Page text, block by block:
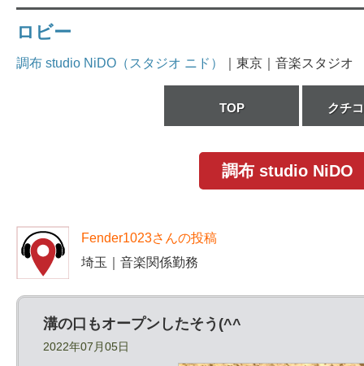
ロビー
調布 studio NiDO（スタジオ ニド） ｜東京｜音楽スタジオ
TOP クチ
調布 studio NiDO
Fender1023さんの投稿
埼玉｜音楽関係勤務
溝の口もオープンしたそう(^^
2022年07月05日